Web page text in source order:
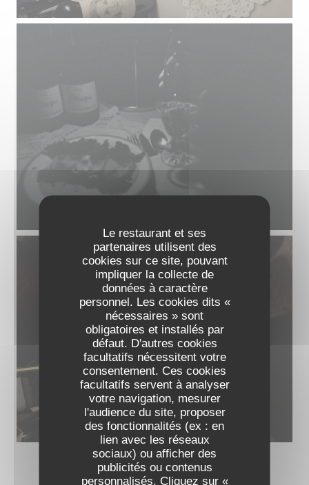
Le restaurant et ses
partenaires utilisent des
cookies sur ce site, pouvant
impliquer la collecte de
données à caractère
personnel. Les cookies dits «
nécessaires » sont
obligatoires et installés par
défaut. D'autres cookies
facultatifs nécessitent votre
consentement. Ces cookies
facultatifs servent à analyser
votre navigation, mesurer
l'audience du site, proposer
des fonctionnalités (ex : en
lien avec les réseaux
sociaux) ou afficher des
publicités ou contenus
personnalisés. Cliquez sur «